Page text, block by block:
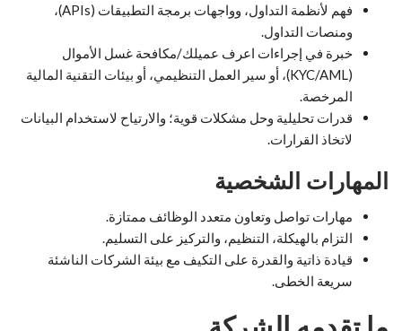
فهم لأنظمة التداول، وواجهات برمجة التطبيقات (APIs)،
ومنصات التداول.
خبرة في إجراءات اعرف عميلك/مكافحة غسل الأموال
(KYC/AML)، أو سير العمل التنظيمي، أو بيئات التقنية المالية
المرخصة.
قدرات تحليلية وحل مشكلات قوية؛ والارتياح لاستخدام البيانات
لاتخاذ القرارات.
المهارات الشخصية
مهارات تواصل وتعاون متعدد الوظائف ممتازة.
التزام بالهيكلة، التنظيم، والتركيز على التسليم.
قيادة ذاتية والقدرة على التكيف مع بيئة الشركات الناشئة
سريعة الخطى.